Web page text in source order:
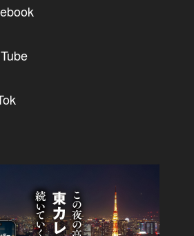
ベルを底上げした、地
！グルメな大人たちを
目の新星